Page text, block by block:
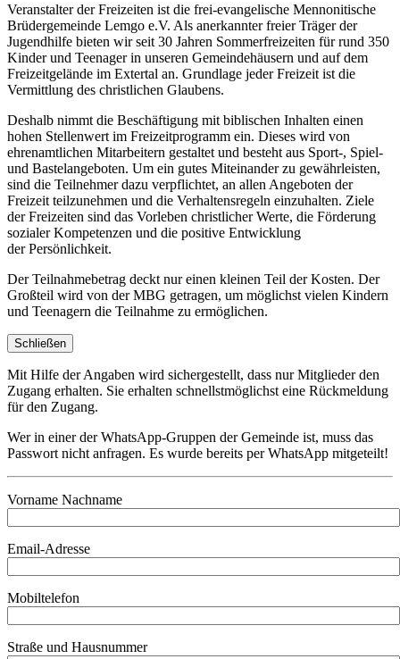
Veranstalter der Freizeiten ist die frei-evangelische Mennonitische
Brüdergemeinde Lemgo e.V. Als anerkannter freier Träger der
Jugendhilfe bieten wir seit 30 Jahren Sommerfreizeiten für rund 350
Kinder und Teenager in unseren Gemeindehäusern und auf dem
Freizeitgelände im Extertal an. Grundlage jeder Freizeit ist die
Vermittlung des christlichen Glaubens.
Deshalb nimmt die Beschäftigung mit biblischen Inhalten einen
hohen Stellenwert im Freizeitprogramm ein. Dieses wird von
ehrenamtlichen Mitarbeitern gestaltet und besteht aus Sport-, Spiel-
und Bastelangeboten. Um ein gutes Miteinander zu gewährleisten,
sind die Teilnehmer dazu verpflichtet, an allen Angeboten der
Freizeit teilzunehmen und die Verhaltensregeln einzuhalten. Ziele
der Freizeiten sind das Vorleben christlicher Werte, die Förderung
sozialer Kompetenzen und die positive Entwicklung
der Persönlichkeit.
Der Teilnahmebetrag deckt nur einen kleinen Teil der Kosten. Der
Großteil wird von der MBG getragen, um möglichst vielen Kindern
und Teenagern die Teilnahme zu ermöglichen.
Schließen
Mit Hilfe der Angaben wird sichergestellt, dass nur Mitglieder den
Zugang erhalten. Sie erhalten schnellstmöglichst eine Rückmeldung
für den Zugang.
Wer in einer der WhatsApp-Gruppen der Gemeinde ist, muss das
Passwort nicht anfragen. Es wurde bereits per WhatsApp mitgeteilt!
Vorname Nachname
Email-Adresse
Mobiltelefon
Straße und Hausnummer